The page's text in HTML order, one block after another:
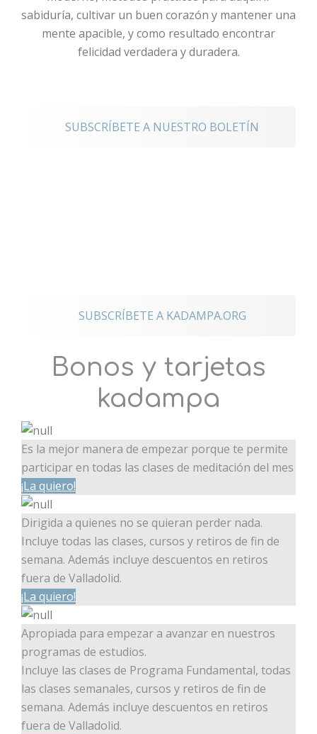
sabiduría, cultivar un buen corazón y mantener una
mente apacible, y como resultado encontrar
felicidad verdadera y duradera.
SUBSCRÍBETE A NUESTRO BOLETÍN
SUBSCRÍBETE A KADAMPA.ORG
Bonos y tarjetas
kadampa
Es la mejor manera de empezar porque te permite
participar en todas las clases de meditación del mes
¡La quiero!
Dirigida a quienes no se quieran perder nada.
Incluye todas las clases, cursos y retiros de fin de
semana. Además incluye descuentos en retiros
fuera de Valladolid.
¡La quiero!
Apropiada para empezar a avanzar en nuestros
programas de estudios.
Incluye las clases de Programa Fundamental, todas
las clases semanales, cursos y retiros de fin de
semana. Además incluye descuentos en retiros
fuera de Valladolid.